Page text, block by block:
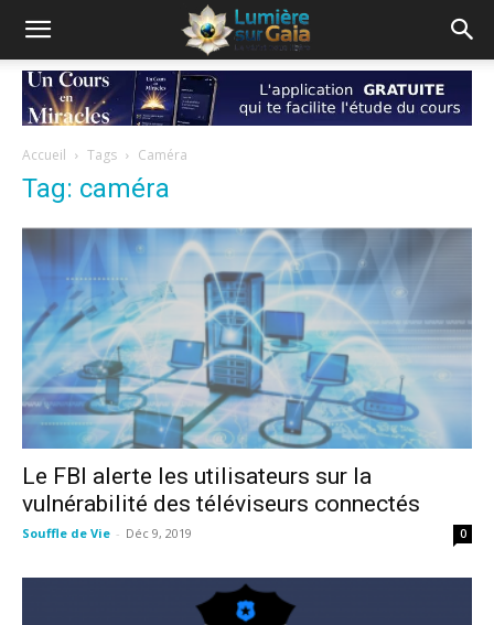
Accueil Tags Caméra
Tag: caméra
Le FBI alerte les utilisateurs sur la
vulnérabilité des téléviseurs connectés
Souffle de Vie - Déc 9, 2019 0